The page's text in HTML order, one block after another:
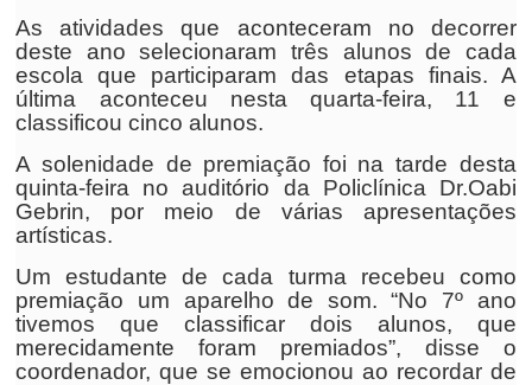
As atividades que aconteceram no decorrer
deste ano selecionaram três alunos de cada
escola que participaram das etapas finais. A
última aconteceu nesta quarta-feira, 11 e
classificou cinco alunos.
A solenidade de premiação foi na tarde desta
quinta-feira no auditório da Policlínica Dr.Oabi
Gebrin, por meio de várias apresentações
artísticas.
Um estudante de cada turma recebeu como
premiação um aparelho de som. “No 7º ano
tivemos que classificar dois alunos, que
merecidamente foram premiados”, disse o
coordenador, que se emocionou ao recordar de